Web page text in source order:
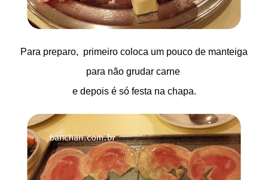
Para preparo, primeiro coloca um pouco de manteiga
para não grudar carne
e depois é só festa na chapa.